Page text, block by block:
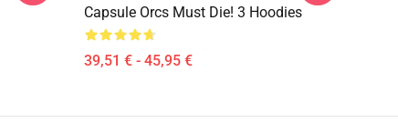
Capsule Orcs Must Die! 3 Hoodies
39,51 € - 45,95 €